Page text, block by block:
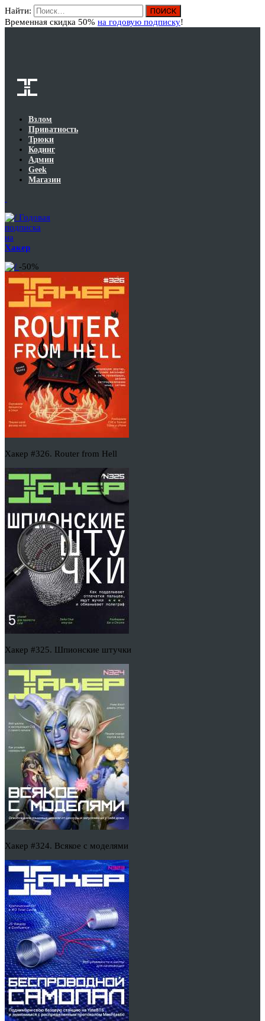
Найти:
Временная скидка 50% на годовую подписку!
Взлом
Приватность
Трюки
Кодинг
Админ
Geek
Магазин
Годовая
подписка
на
Хакер
-50%
Хакер #326. Router from Hell
Хакер #325. Шпионские штучки
Хакер #324. Всякое с моделями